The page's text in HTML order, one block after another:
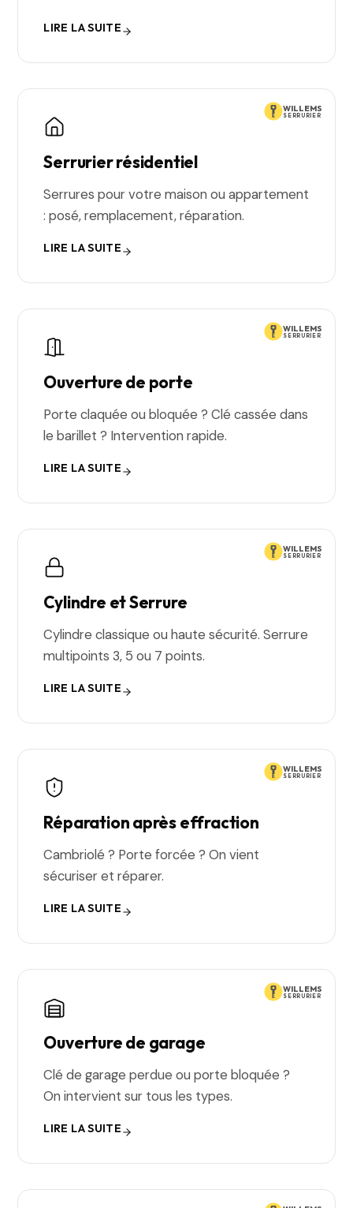
LIRE LA SUITE
WILLEMS
SERRURIER
Serrurier résidentiel
Serrures pour votre maison ou appartement
: posé, remplacement, réparation.
LIRE LA SUITE
WILLEMS
SERRURIER
Ouverture de porte
Porte claquée ou bloquée ? Clé cassée dans
le barillet ? Intervention rapide.
LIRE LA SUITE
WILLEMS
SERRURIER
Cylindre et Serrure
Cylindre classique ou haute sécurité. Serrure
multipoints 3, 5 ou 7 points.
LIRE LA SUITE
WILLEMS
SERRURIER
Réparation après effraction
Cambriolé ? Porte forcée ? On vient
sécuriser et réparer.
LIRE LA SUITE
WILLEMS
SERRURIER
Ouverture de garage
Clé de garage perdue ou porte bloquée ?
On intervient sur tous les types.
LIRE LA SUITE